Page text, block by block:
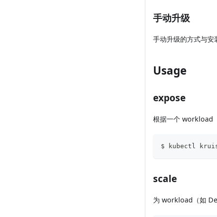
手动升级
手动升级的方式与安
Usage
expose
根据一个 workload
$ kubectl
scale
为 workload（如